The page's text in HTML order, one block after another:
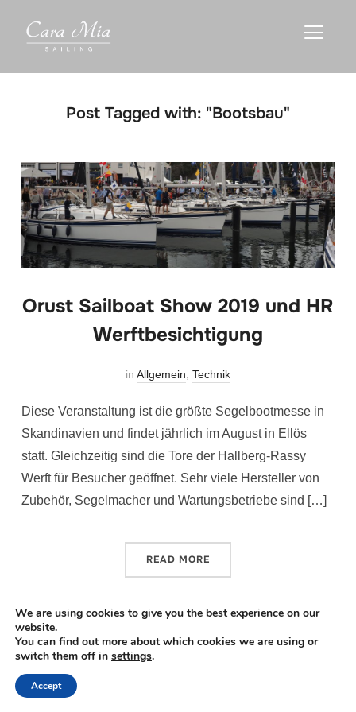
Post Tagged with: "Bootsbau"
Orust Sailboat Show 2019 und HR
Werftbesichtigung
in Allgemein Technik
Diese Veranstaltung ist die größte Segelbootmesse in
Skandinavien und findet jährlich im August in Ellös
statt. Gleichzeitig sind die Tore der Hallberg-Rassy
Werft für Besucher geöffnet. Sehr viele Hersteller von
Zubehör, Segelmacher und Wartungsbetriebe sind […]
READ MORE
Copyright © 2026 Sailing Cara Mia
We are using cookies to give you the best experience on our
website.
You can find out more about which cookies we are using or
switch them off in settings.
Accept